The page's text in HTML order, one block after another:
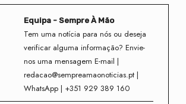
Equipa - Sempre À Mão
Tem uma notícia para nós ou deseja
verificar alguma informação? Envie-
nos uma mensagem E-mail |
redacao@sempreamaonoticias.pt |
WhatsApp | +351 929 389 160